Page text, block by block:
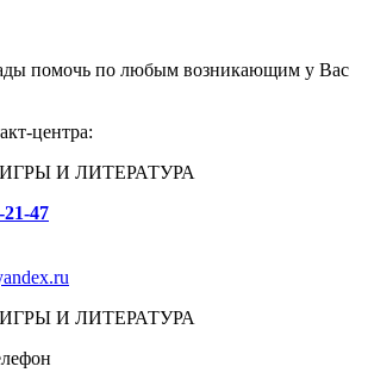
помочь по любым возникающим у Вас
центра:
И ЛИТЕРАТУРА
21-47
И ЛИТЕРАТУРА